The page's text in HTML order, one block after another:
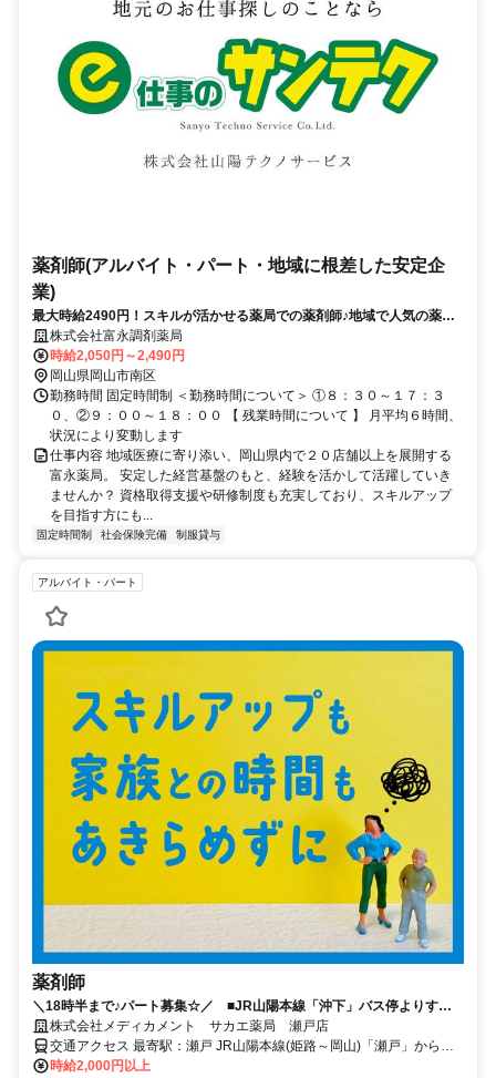
薬剤師(アルバイト・パート・地域に根差した安定企
業)
最大時給2490円！スキルが活かせる薬局での薬剤師♪地域で人気の薬局
で腰を据えて働きませんか？
株式会社富永調剤薬局
時給2,050円～2,490円
岡山県岡山市南区
勤務時間 固定時間制 ＜勤務時間について＞ ①８：３０～１７：３
０、②９：００～１８：００ 【 残業時間について 】 月平均６時間、
状況により変動します
仕事内容 地域医療に寄り添い、岡山県内で２０店舗以上を展開する
富永薬局。 安定した経営基盤のもと、経験を活かして活躍していき
ませんか？ 資格取得支援や研修制度も充実しており、スキルアップ
を目指す方にも...
固定時間制 社会保険完備 制服貸与
アルバイト・パート
薬剤師
＼18時半まで♪パート募集☆／ ■JR山陽本線「沖下」バス停よりす
ぐ ■時給2000円～
株式会社メディカメント サカエ薬局 瀬戸店
交通アクセス 最寄駅：瀬戸 JR山陽本線(姫路～岡山)「瀬戸」から車8
分
時給2,000円以上